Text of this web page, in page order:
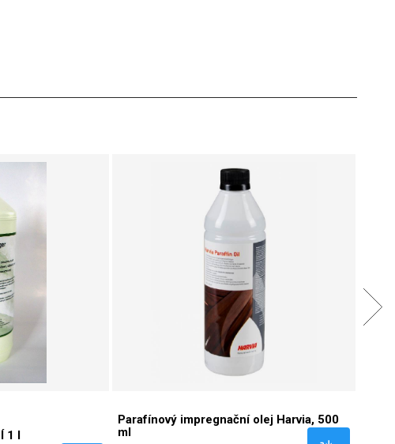
l
Parafínový impregnační olej Harvia, 500
ml